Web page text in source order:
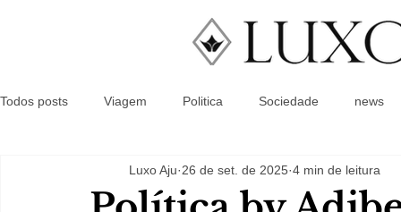
Todos posts Viagem Politica Sociedade news
Luxo Aju 26 de set. de 2025 4 min de leitura